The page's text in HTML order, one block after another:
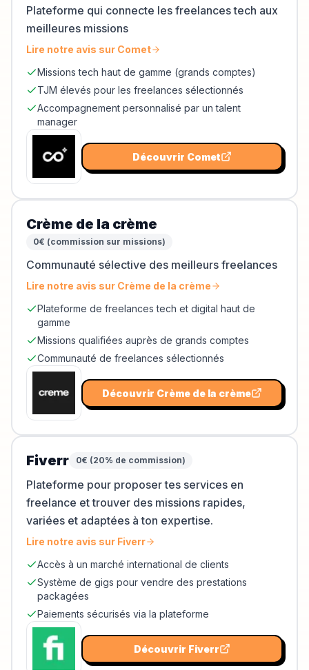
Plateforme qui connecte les freelances tech aux
meilleures missions
Lire notre avis sur Comet
Missions tech haut de gamme (grands comptes)
TJM élevés pour les freelances sélectionnés
Accompagnement personnalisé par un talent
manager
Découvrir Comet
Crème de la crème
0€ (commission sur missions)
Communauté sélective des meilleurs freelances
Lire notre avis sur Crème de la crème
Plateforme de freelances tech et digital haut de
gamme
Missions qualifiées auprès de grands comptes
Communauté de freelances sélectionnés
Découvrir Crème de la crème
Fiverr 0€ (20% de commission)
Plateforme pour proposer tes services en
freelance et trouver des missions rapides,
variées et adaptées à ton expertise.
Lire notre avis sur Fiverr
Accès à un marché international de clients
Système de gigs pour vendre des prestations
packagées
Paiements sécurisés via la plateforme
Découvrir Fiverr